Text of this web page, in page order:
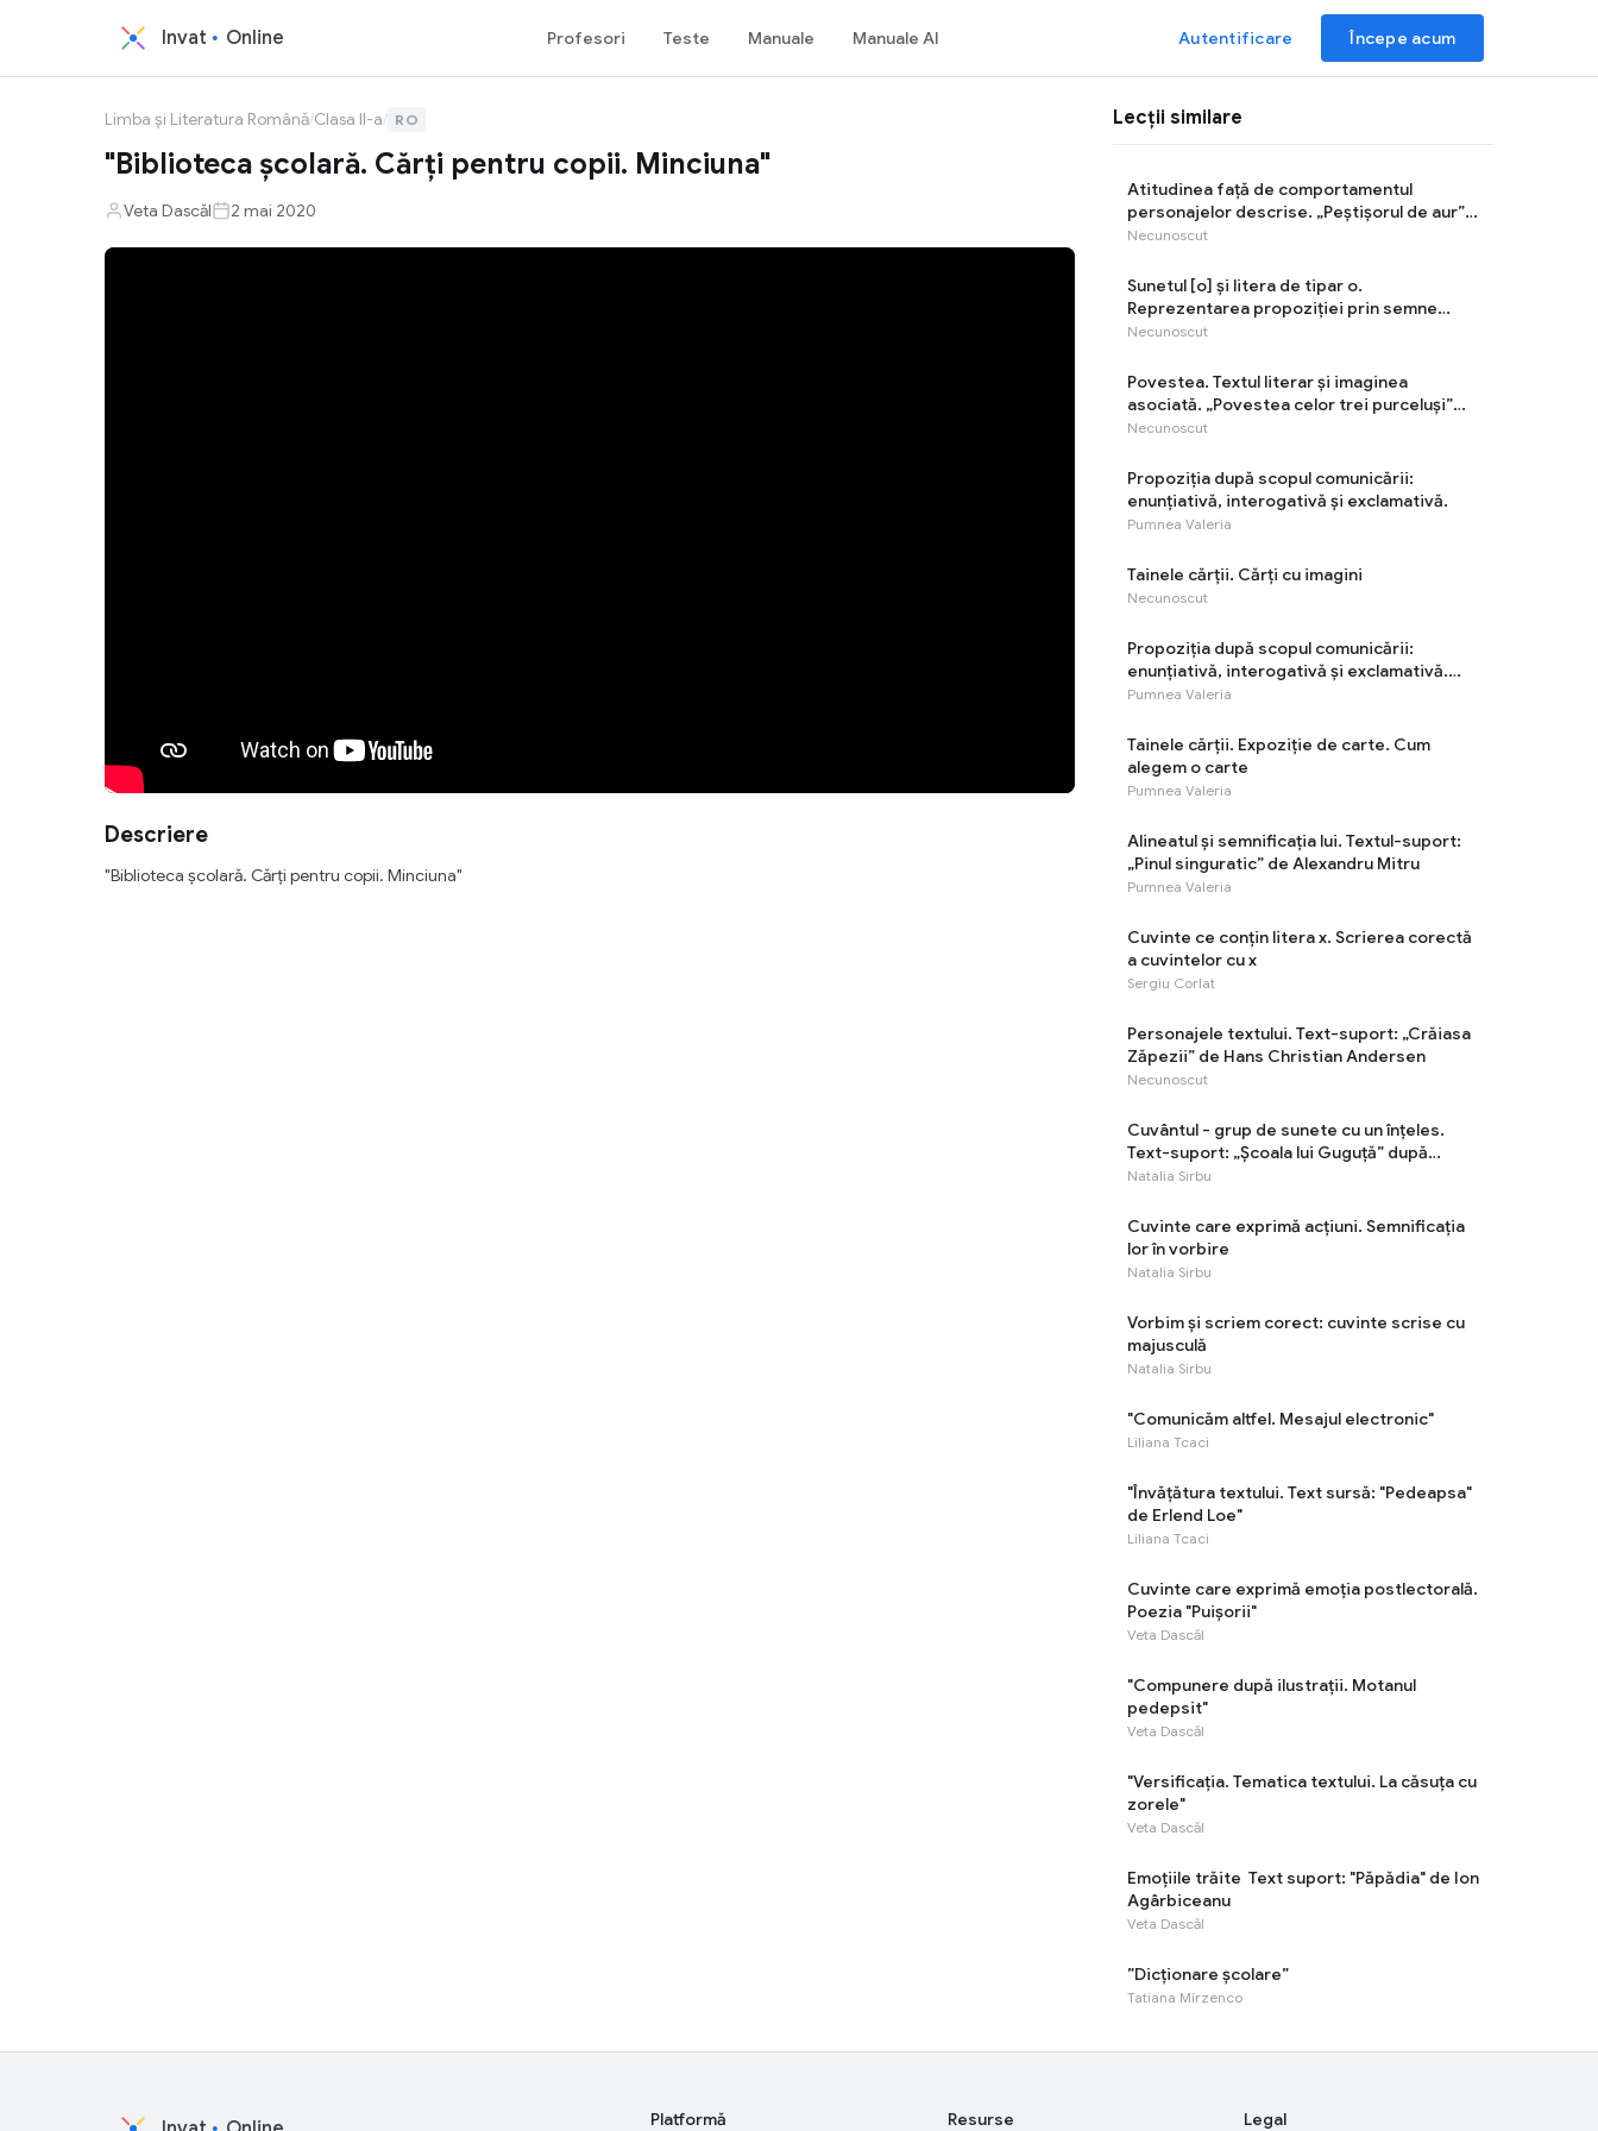
Invat Online Profesori Teste Manuale Manuale AI Autentificare Începe acum
Limba și Literatura Română/Clasa II-a/ RO
"Biblioteca școlară. Cărți pentru copii. Minciuna"
Veta Dascăl 2 mai 2020
Descriere
"Biblioteca școlară. Cărți pentru copii. Minciuna"
Lecții similare
Atitudinea față de comportamentul
personajelor descrise. „Peștișorul de aur”
după H. A. Guerber
Necunoscut
Sunetul [o] şi litera de tipar o.
Reprezentarea propoziției prin semne
convenţionale. Litera o (mică) de mână
Necunoscut
Povestea. Textul literar şi imaginea
asociată. „Povestea celor trei purceluși”
după James Orchard Halliwell Phillipps
Necunoscut
Propoziția după scopul comunicării:
enunțiativă, interogativă și exclamativă.
Pumnea Valeria
Tainele cărţii. Cărţi cu imagini
Necunoscut
Propoziția după scopul comunicării:
enunțiativă, interogativă și exclamativă.
Semnele de punctuație
Pumnea Valeria
Tainele cărții. Expoziție de carte. Cum
alegem o carte
Pumnea Valeria
Alineatul și semnificația lui. Textul-suport:
„Pinul singuratic” de Alexandru Mitru
Pumnea Valeria
Cuvinte ce conțin litera x. Scrierea corectă
a cuvintelor cu x
Sergiu Corlat
Personajele textului. Text-suport: „Crăiasa
Zăpezii” de Hans Christian Andersen
Necunoscut
Cuvântul - grup de sunete cu un înţeles.
Text-suport: „Școala lui Guguță” după
Spiridon
Natalia Sirbu
Cuvinte care exprimă acţiuni. Semnificaţia
lor în vorbire
Natalia Sirbu
Vorbim și scriem corect: cuvinte scrise cu
majusculă
Natalia Sirbu
"Comunicăm altfel. Mesajul electronic"
Liliana Tcaci
"Învăţătura textului. Text sursă: "Pedeapsa"
de Erlend Loe"
Liliana Tcaci
Cuvinte care exprimă emoţia postlectorală.
Poezia "Puișorii"
Veta Dascăl
"Compunere după ilustrații. Motanul
pedepsit"
Veta Dascăl
"Versificaţia. Tematica textului. La căsuța cu
zorele"
Veta Dascăl
Emoţiile trăite Text suport: "Păpădia" de Ion
Agârbiceanu
Veta Dascăl
”Dicționare școlare”
Tatiana Mîrzenco
Platformă Resurse Legal